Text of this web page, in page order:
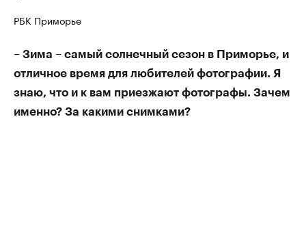
РБК Приморье
– Зима – самый солнечный сезон в Приморье, и
отличное время для любителей фотографии. Я
знаю, что и к вам приезжают фотографы. Зачем
именно? За какими снимками?